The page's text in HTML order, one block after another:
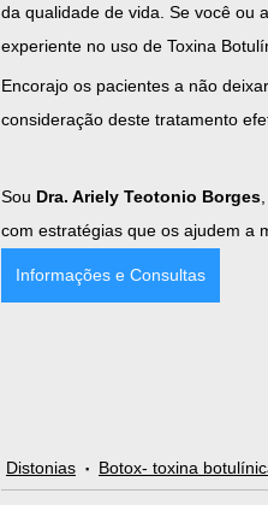
da qualidade de vida. Se você ou
experiente no uso de Toxina
Encorajo os pacientes a não
consideração deste tratamento
Sou Dra. Ariely Teotonio Borges
com estratégias que os ajudem a
Informações e Consultas
Distonias Botox- toxina